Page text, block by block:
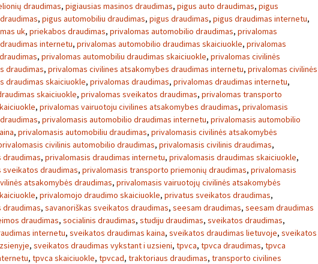
draudimas, pigiausias masinos draudimas, pigus auto draudimas, pigus
, pigus automobiliu draudimas, pigus draudimas, pigus draudimas internetu,
uk, priekabos draudimas, privalomas automobilio draudimas, privalomas
internetu, privalomas automobilio draudimas skaiciuokle, privalomas
, privalomas automobiliu draudimas skaiciuokle, privalomas civilinės
draudimas, privalomas civilines atsakomybes draudimas internetu, privalomas civilinės
draudimas skaiciuokle, privalomas draudimas, privalomas draudimas internetu,
skaiciuokle, privalomas sveikatos draudimas, privalomas transporto
, privalomas vairuotoju civilines atsakomybes draudimas, privalomasis
, privalomasis automobilio draudimas internetu, privalomasis automobilio
, privalomasis automobiliu draudimas, privalomasis civilinės atsakomybės
civilinis automobilio draudimas, privalomasis civilinis draudimas,
draudimas, privalomasis draudimas internetu, privalomasis draudimas skaiciuokle,
sveikatos draudimas, privalomasis transporto priemonių draudimas, privalomasis
atsakomybės draudimas, privalomasis vairuotojų civilinės atsakomybės
, privalomojo draudimo skaiciuokle, privatus sveikatos draudimas,
, savanoriškas sveikatos draudimas, seesam draudimas, seesam draudimas
draudimas, socialinis draudimas, studiju draudimas, sveikatos draudimas,
internetu, sveikatos draudimas kaina, sveikatos draudimas lietuvoje, sveikatos
, sveikatos draudimas vykstant i uzsieni, tpvca, tpvca draudimas, tpvca
, tpvca skaiciuokle, tpvcad, traktoriaus draudimas, transporto civilines